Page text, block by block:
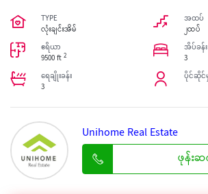
TYPE
လုံးချင်းအိမ်
အထပ်
၂ထပ်
ဧရိယာ
9500 ft2
အိပ်ခန်း
3
ရေချိုးခန်း
3
ပိုင်ဆိုင်
Unihome Real Estate
ဖုန်း